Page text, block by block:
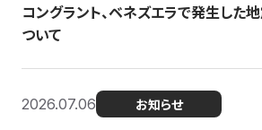
コングラント、ベネズエラで発生した
ついて
2026.07.06 お知らせ